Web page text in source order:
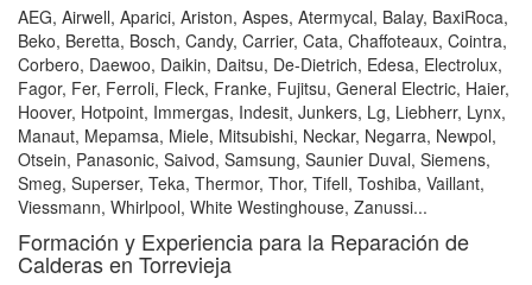
AEG, Airwell, Aparici, Ariston, Aspes, Atermycal, Balay, BaxiRoca,
Beko, Beretta, Bosch, Candy, Carrier, Cata, Chaffoteaux, Cointra,
Corbero, Daewoo, Daikin, Daitsu, De-Dietrich, Edesa, Electrolux,
Fagor, Fer, Ferroli, Fleck, Franke, Fujitsu, General Electric, Haier,
Hoover, Hotpoint, Immergas, Indesit, Junkers, Lg, Liebherr, Lynx,
Manaut, Mepamsa, Miele, Mitsubishi, Neckar, Negarra, Newpol,
Otsein, Panasonic, Saivod, Samsung, Saunier Duval, Siemens,
Smeg, Superser, Teka, Thermor, Thor, Tifell, Toshiba, Vaillant,
Viessmann, Whirlpool, White Westinghouse, Zanussi...
Formación y Experiencia para la Reparación de
Calderas en Torrevieja